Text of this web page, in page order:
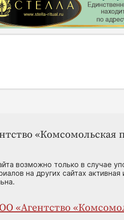
«Комсомольская
возможно только в случае
на других сайтах
«Агентство